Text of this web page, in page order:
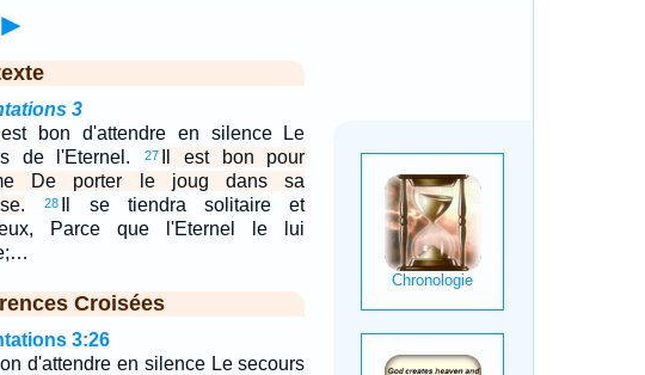
►
3
est bon d'attendre en silence Le
de l'Eternel.
27
Il est bon pour
De porter le joug dans sa
28
Il se tiendra solitaire et
Parce que l'Eternel le lui
Croisées
3:26
d'attendre en silence Le secours